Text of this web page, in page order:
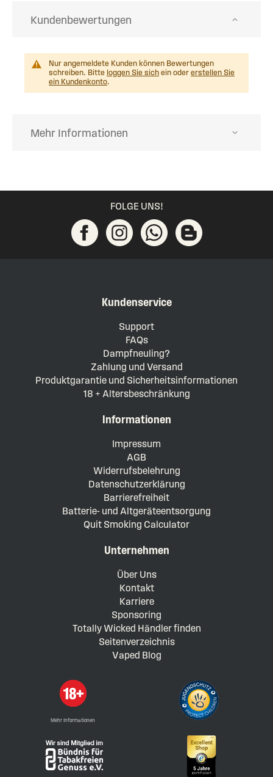
Kundenbewertungen
Nur angemeldete Kunden können Bewertungen
schreiben. Bitte loggen Sie sich ein oder erstellen Sie
ein Kundenkonto.
Mehr Informationen
FOLGE UNS!
Kundenservice
Support
FAQs
Dampfneuling?
Zahlung und Versand
Produktgarantie und Sicherheitsinformationen
18 + Altersbeschränkung
Informationen
Impressum
AGB
Widerrufsbelehrung
Datenschutzerklärung
Barrierefreiheit
Batterie- und Altgeräteentsorgung
Quit Smoking Calculator
Unternehmen
Über Uns
Kontakt
Karriere
Sponsoring
Totally Wicked Händler finden
Seitenverzeichnis
Vaped Blog
Mehr Informationen